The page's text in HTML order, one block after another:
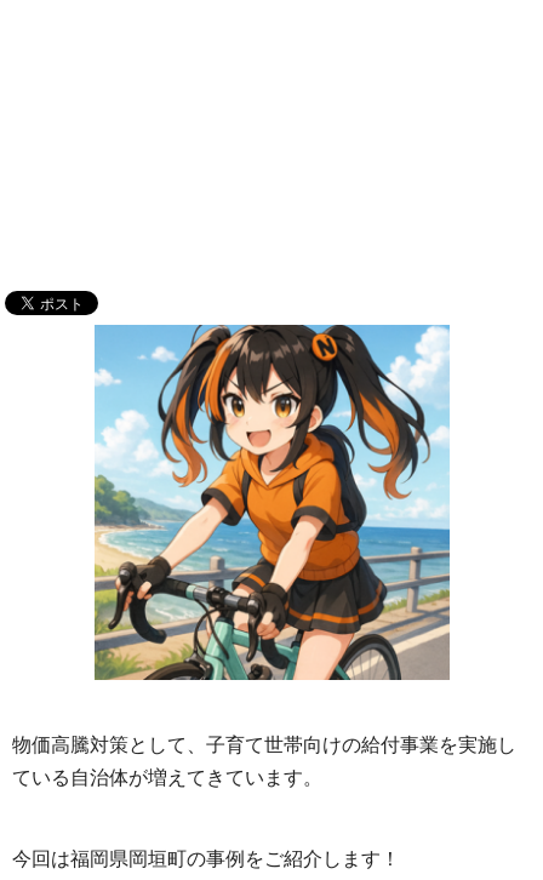
物価高騰対策として、子育て世帯向けの給付事業を実施し
ている自治体が増えてきています。
今回は福岡県岡垣町の事例をご紹介します！